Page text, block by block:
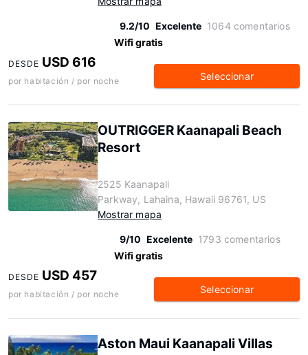
9.2/10 Excelente 1064 comentarios
Wifi gratis
DESDE USD 616
por habitación / por noche Seleccionar
OUTRIGGER Kaanapali Beach
Resort
2525 Kaanapali
Parkway, Lahaina, Hawaii 96761, US
Mostrar mapa
9/10 Excelente 1793 comentarios
Wifi gratis
DESDE USD 457
por habitación / por noche Seleccionar
Aston Maui Kaanapali Villas